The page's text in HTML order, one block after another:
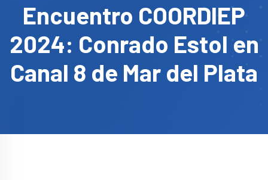
Encuentro COORDIEP
2024: Conrado Estol en
Canal 8 de Mar del Plata